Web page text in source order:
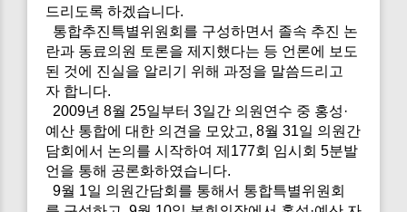
드리도록 하겠습니다.
통합추진특별위원회를 구성하면서 졸속 추진 논
란과 동료의원 토론을 제지했다는 등 언론에 보도
된 것에 진실을 알리기 위해 과정을 말씀드리고
자 합니다.
2009년 8월 25일부터 3일간 의원연수 중 홍성·
예산 통합에 대한 의견을 모았고, 8월 31일 의원간
담회에서 논의를 시작하여 제177회 임시회 5분발
언을 통해 공론화하였습니다.
9월 1일 의원간담회를 통해서 통합특별위원회